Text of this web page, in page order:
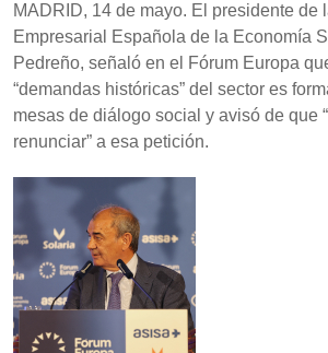
MADRID, 14 de mayo. El presidente de
Empresarial Española de la Economía
Pedreño, señaló en el Fórum Europa
“demandas históricas” del sector es
mesas de diálogo social y avisó de que
renunciar” a esa petición.